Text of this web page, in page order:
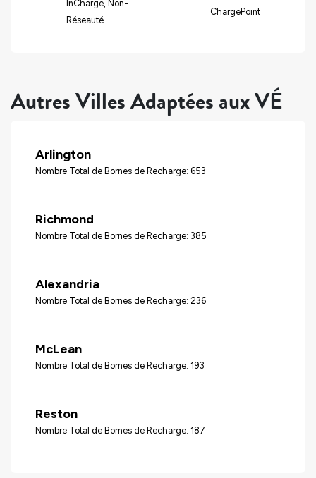
InCharge, Non-
Réseauté
ChargePoint
Autres Villes Adaptées aux VÉ
Arlington
Nombre Total de Bornes de Recharge: 653
Richmond
Nombre Total de Bornes de Recharge: 385
Alexandria
Nombre Total de Bornes de Recharge: 236
McLean
Nombre Total de Bornes de Recharge: 193
Reston
Nombre Total de Bornes de Recharge: 187